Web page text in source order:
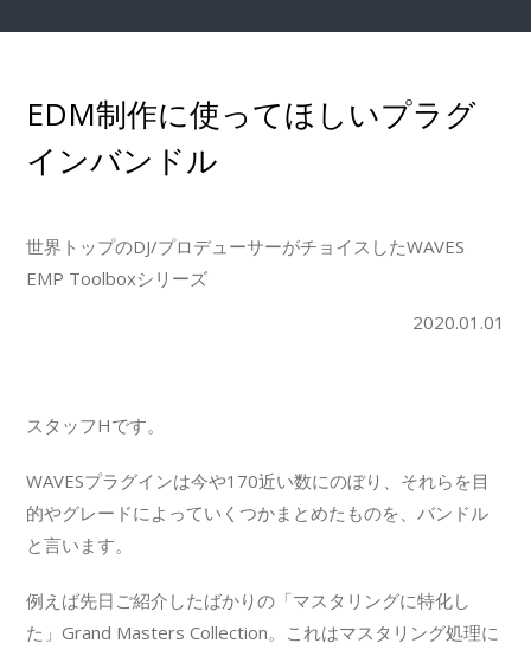
EDM制作に使ってほしいプラグ
インバンドル
世界トップのDJ/プロデューサーがチョイスしたWAVES
EMP Toolboxシリーズ
2020.01.01
スタッフHです。
WAVESプラグインは今や170近い数にのぼり、それらを目
的やグレードによっていくつかまとめたものを、バンドル
と言います。
例えば先日ご紹介したばかりの「マスタリングに特化し
た」Grand Masters Collection。これはマスタリング処理に